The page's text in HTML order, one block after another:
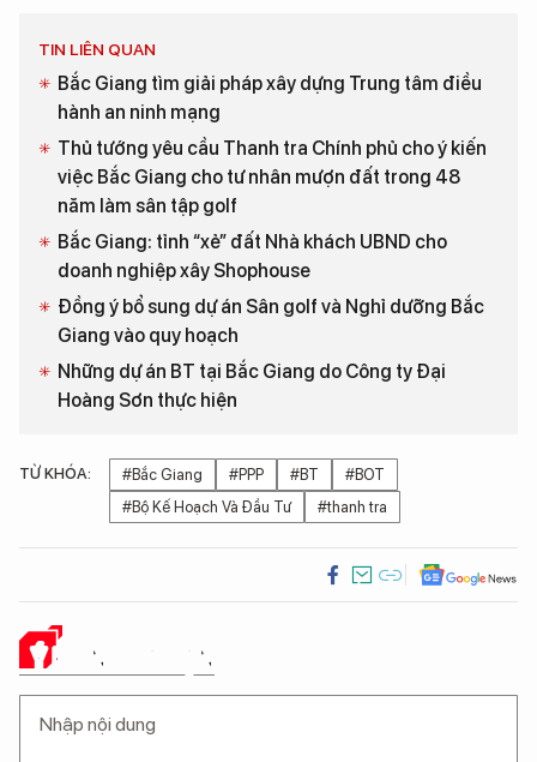
TIN LIÊN QUAN
Bắc Giang tìm giải pháp xây dựng Trung tâm điều
hành an ninh mạng
Thủ tướng yêu cầu Thanh tra Chính phủ cho ý kiến
việc Bắc Giang cho tư nhân mượn đất trong 48
năm làm sân tập golf
Bắc Giang: tỉnh “xẻ” đất Nhà khách UBND cho
doanh nghiệp xây Shophouse
Đồng ý bổ sung dự án Sân golf và Nghỉ dưỡng Bắc
Giang vào quy hoạch
Những dự án BT tại Bắc Giang do Công ty Đại
Hoàng Sơn thực hiện
TỪ KHÓA: #Bắc Giang #PPP #BT
#BOT
#Bộ Kế Hoạch Và Đầu Tư
#thanh tra
Ý KIẾN CỦA BẠN